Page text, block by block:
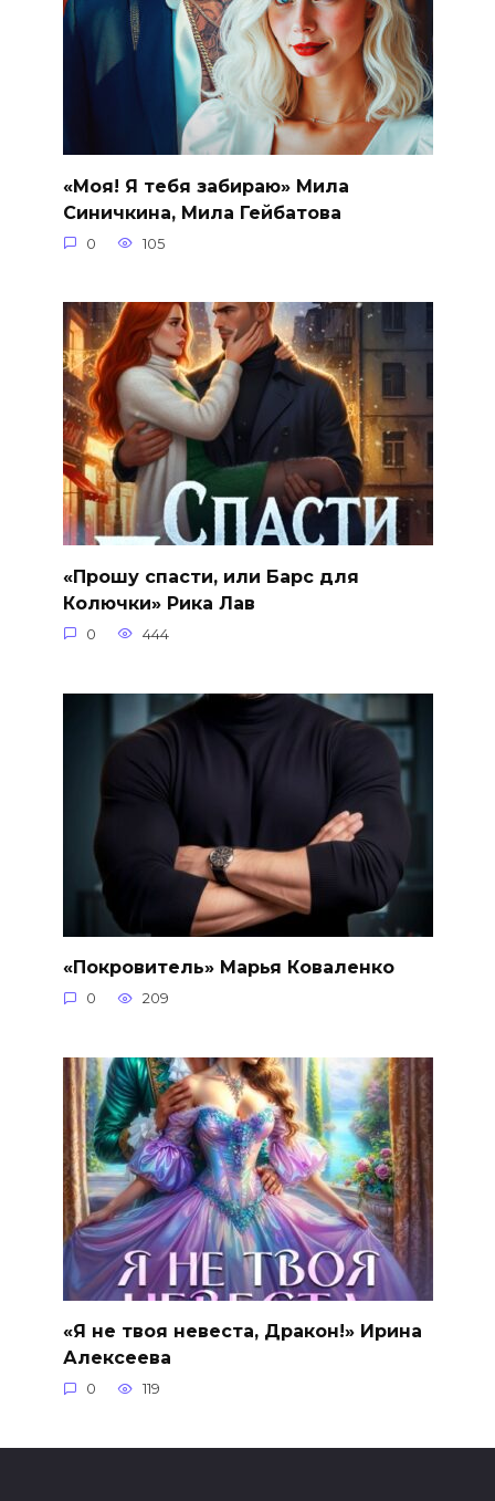
«Моя! Я тебя забираю» Мила
Синичкина, Мила Гейбатова
0 105
«Прошу спасти, или Барс для
Колючки» Рика Лав
0 444
«Покровитель» Марья Коваленко
0 209
«Я не твоя невеста, Дракон!» Ирина
Алексеева
0 119